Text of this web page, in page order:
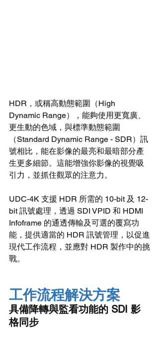
HDR，或稱高動態範圍（High
Dynamic Range），能夠使用更寬廣、
更生動的色域，與標準動態範圍
（Standard Dynamic Range - SDR）訊
號相比，能在影像的最亮和最暗部分產
生更多細節。這能增強你影像的視覺吸
引力，並抓住觀眾的注意力。
UDC-4K 支援 HDR 所需的 10-bit 及 12-
bit 訊號處理，透過 SDI VPID 和 HDMI
Infoframe 的通透傳輸及可選的覆寫功
能，提供適當的 HDR 訊號管理，以促進
現代工作流程，並應對 HDR 製作中的挑
戰。
工作流程解決方案
具備降轉與監看功能的 SDI 影
格同步